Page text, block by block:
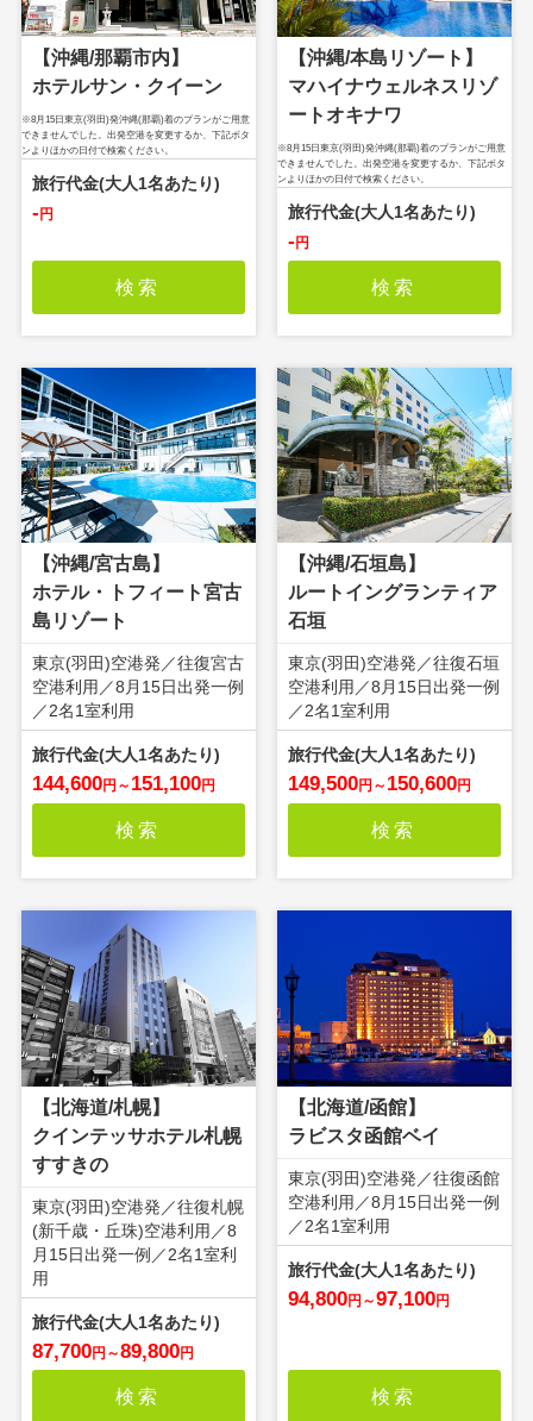
【沖縄/那覇市内】
ホテルサン・クイーン
- 円
※8月15日東京(羽田)発沖縄(那覇)着のプランがご用意
できませんでした。出発空港を変更するか、下記ボタ
ンよりほかの日付で検索ください。
検索
【沖縄/本島リゾート】
マハイナウェルネスリゾ
ートオキナワ
- 円
※8月15日東京(羽田)発沖縄(那覇)着のプランがご用意
できませんでした。出発空港を変更するか、下記ボタ
ンよりほかの日付で検索ください。
検索
【沖縄/宮古島】
ホテル・トフィート宮古
島リゾート
144,600円 ～ 151,100円
東京(羽田)空港発／往復宮古
空港利用／8月15日出発一例
／2名1室利用
検索
【沖縄/石垣島】
ルートイングランティア
石垣
149,500円 ～ 150,600円
東京(羽田)空港発／往復石垣
空港利用／8月15日出発一例
／2名1室利用
検索
【北海道/札幌】
クインテッサホテル札幌
すすきの
87,700円 ～89,800円
東京(羽田)空港発／往復札幌
(新千歳・丘珠)空港利用／8
月15日出発一例／2名1室利
用
検索
【北海道/函館】
ラビスタ函館ベイ
94,800円 ～97,100円
東京(羽田)空港発／往復函館
空港利用／8月15日出発一例
／2名1室利用
検索